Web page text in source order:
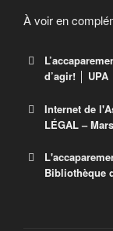
prend de
nourrir leur
À voir en
d’agir! │ UPA
Internet de
LÉGAL –
Analyse
Bibliothèque